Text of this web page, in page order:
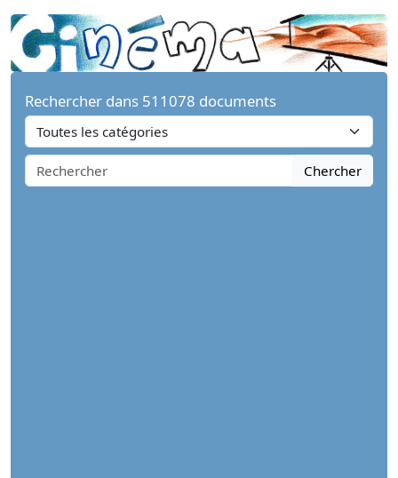
Rechercher dans 511078 documents
Chercher